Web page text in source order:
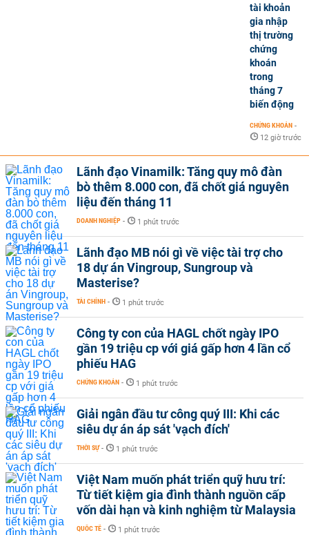
tài khoản
gia nhập
thị trường
chứng
khoán
trong
tháng 7
biến động
CHỨNG KHOÁN -
12 giờ trước
Lãnh đạo Vinamilk: Tăng quy mô đàn
bò thêm 8.000 con, đã chốt giá nguyên
liệu đến tháng 11
DOANH NGHIỆP - 1 phút trước
Lãnh đạo MB nói gì về việc tài trợ cho
18 dự án Vingroup, Sungroup và
Masterise?
TÀI CHÍNH - 1 phút trước
Công ty con của HAGL chốt ngày IPO
gần 19 triệu cp với giá gấp hơn 4 lần cổ
phiếu HAG
CHỨNG KHOÁN - 1 phút trước
Giải ngân đầu tư công quý III: Khi các
siêu dự án áp sát 'vạch đích'
THỜI SỰ - 1 phút trước
Việt Nam muốn phát triển quỹ hưu trí:
Từ tiết kiệm gia đình thành nguồn cấp
vốn dài hạn và kinh nghiệm từ Malaysia
QUỐC TẾ - 1 phút trước